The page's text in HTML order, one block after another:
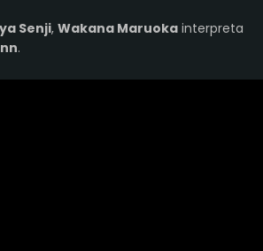
Senji, Wakana Maruoka interpreta
.